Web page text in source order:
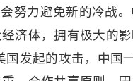
努力避免新的冷战
济体，拥有极大的
国发起的攻击，中国